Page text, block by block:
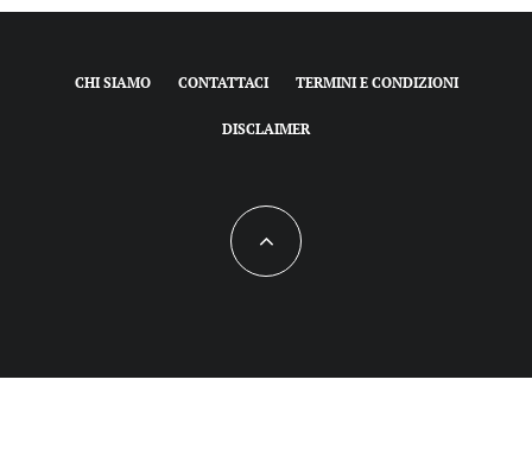
CHI SIAMO CONTATTACI TERMINI E CONDIZIONI
DISCLAIMER